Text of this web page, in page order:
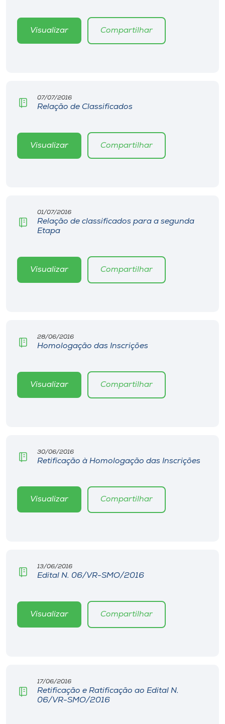
Rádio
Store
Selecione
Visualizar Compartilhar
07/07/2016
Relação de Classificados
Visualizar Compartilhar
01/07/2016
Relação de classificados para a segunda
Etapa
Visualizar Compartilhar
28/06/2016
Homologação das Inscrições
Visualizar Compartilhar
30/06/2016
Retificação à Homologação das Inscrições
Visualizar Compartilhar
13/06/2016
Edital N. 06/VR-SMO/2016
Visualizar Compartilhar
17/06/2016
Retificação e Ratificação ao Edital N.
06/VR-SMO/2016